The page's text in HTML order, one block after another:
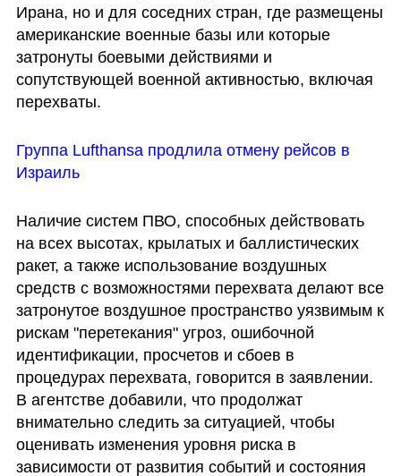
Ирана, но и для соседних стран, где размещены
американские военные базы или которые
затронуты боевыми действиями и
сопутствующей военной активностью, включая
перехваты.
Группа Lufthansa продлила отмену рейсов в
Израиль
Наличие систем ПВО, способных действовать
на всех высотах, крылатых и баллистических
ракет, а также использование воздушных
средств с возможностями перехвата делают все
затронутое воздушное пространство уязвимым к
рискам "перетекания" угроз, ошибочной
идентификации, просчетов и сбоев в
процедурах перехвата, говорится в заявлении.
В агентстве добавили, что продолжат
внимательно следить за ситуацией, чтобы
оценивать изменения уровня риска в
зависимости от развития событий и состояния